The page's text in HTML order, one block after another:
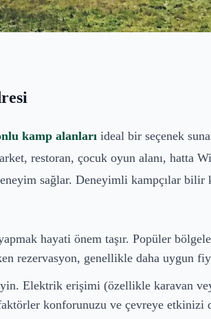
kamp alanları ideal bir seçenek
restoran, çocuk oyun alanı,
sağlar. Deneyimli kampçılar
hayati önem taşır. Popüler
rezervasyon, genellikle daha uygun
Elektrik erişimi (özellikle karavan
konforunuzu ve çevreye etkinizi